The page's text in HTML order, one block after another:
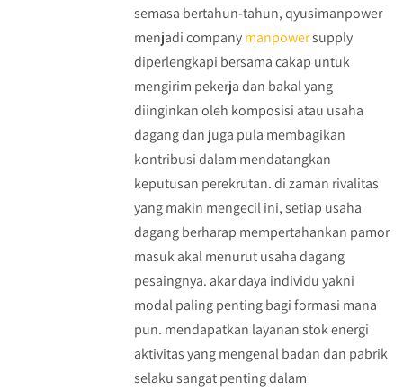
semasa bertahun-tahun, qyusimanpower
menjadi companymanpowersupply
diperlengkapi bersama cakap untuk
mengirim pekerja dan bakal yang
diinginkan oleh komposisi atau usaha
dagang dan juga pula membagikan
kontribusi dalam mendatangkan
keputusan perekrutan. di zaman rivalitas
yang makin mengecil ini, setiap usaha
dagang berharap mempertahankan pamor
masuk akal menurut usaha dagang
pesaingnya. akar daya individu yakni
modal paling penting bagi formasi mana
pun. mendapatkan layanan stok energi
aktivitas yang mengenal badan dan pabrik
selaku sangat penting dalam